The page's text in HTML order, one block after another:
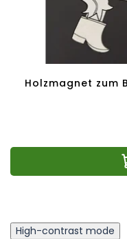
Holzmagnet zum
High-contrast mode